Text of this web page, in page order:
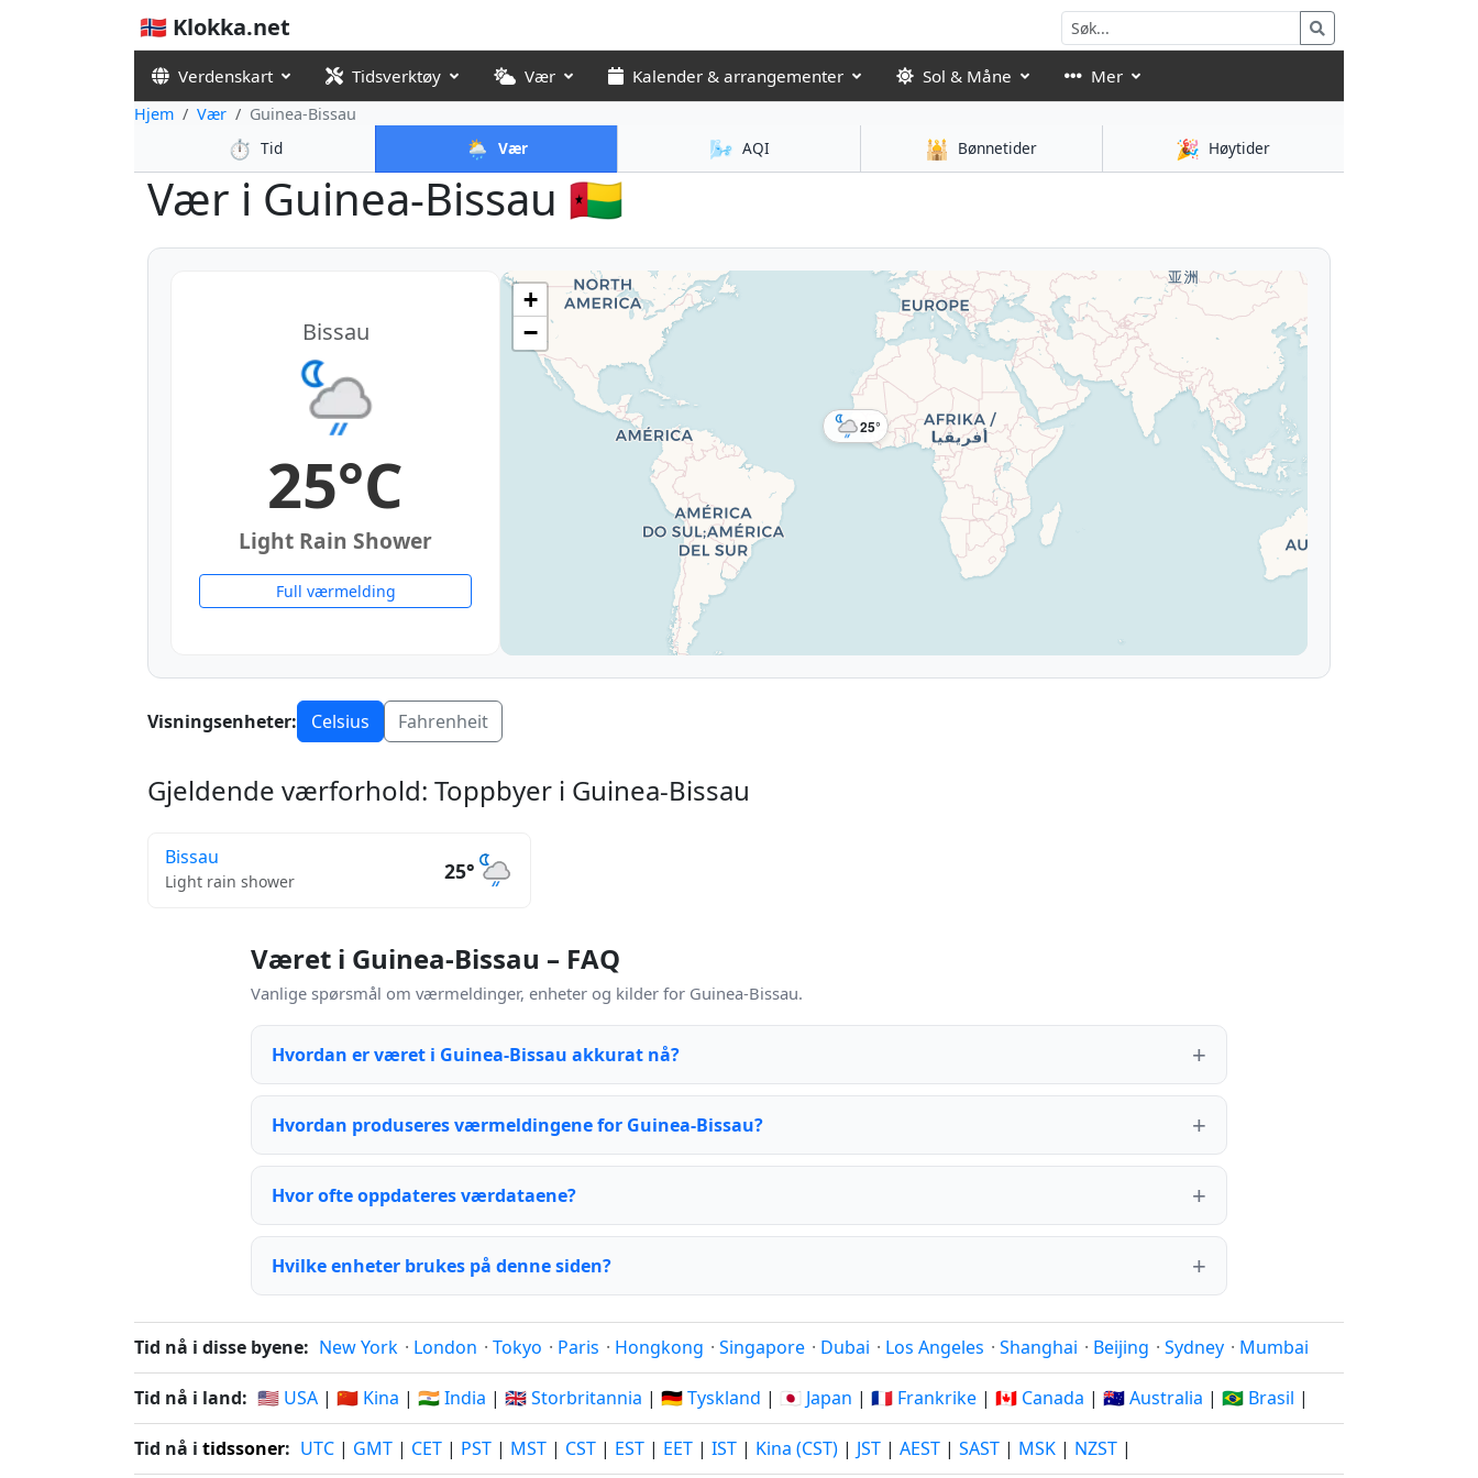
🇳🇴 Klokka.net
Verdenskart Tidsverktøy Vær Kalender & arrangementer Sol & Måne Mer
Hjem Vær Guinea-Bissau
⏱️ Tid 🌦️ Vær 🌬️ AQI 🕌 Bønnetider 🎉 Høytider
Vær i Guinea-Bissau 🇬🇼
Bissau
25°C
Light Rain Shower
Full værmelding
25°
+
−
Visningsenheter: Celsius Fahrenheit
Gjeldende værforhold: Toppbyer i Guinea-Bissau
Bissau
Light rain shower 25°
Været i Guinea-Bissau – FAQ
Vanlige spørsmål om værmeldinger, enheter og kilder for Guinea-Bissau.
Hvordan er været i Guinea-Bissau akkurat nå?
Hvordan produseres værmeldingene for Guinea-Bissau?
Hvor ofte oppdateres værdataene?
Hvilke enheter brukes på denne siden?
Tid nå i disse byene: New York · London · Tokyo · Paris · Hongkong · Singapore · Dubai · Los Angeles · Shanghai · Beijing · Sydney · Mumbai
Tid nå i land: 🇺🇸 USA | 🇨🇳 Kina | 🇮🇳 India | 🇬🇧 Storbritannia | 🇩🇪 Tyskland | 🇯🇵 Japan | 🇫🇷 Frankrike | 🇨🇦 Canada | 🇦🇺 Australia | 🇧🇷 Brasil |
Tid nå i tidssoner: UTC | GMT | CET | PST | MST | CST | EST | EET | IST | Kina (CST) | JST | AEST | SAST | MSK | NZST |